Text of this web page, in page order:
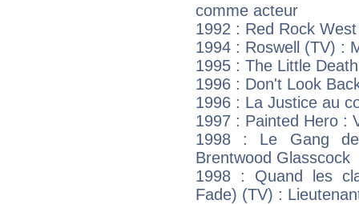
comme acteur
1992 : Red Rock
1994 : Roswell (TV) :
1995 : The Little
1996 : Don't Look
1996 : La Justice au
1997 : Painted Hero :
1998 : Le Gang
Brentwood Glasscock
1998 : Quand les
Fade) (TV) :